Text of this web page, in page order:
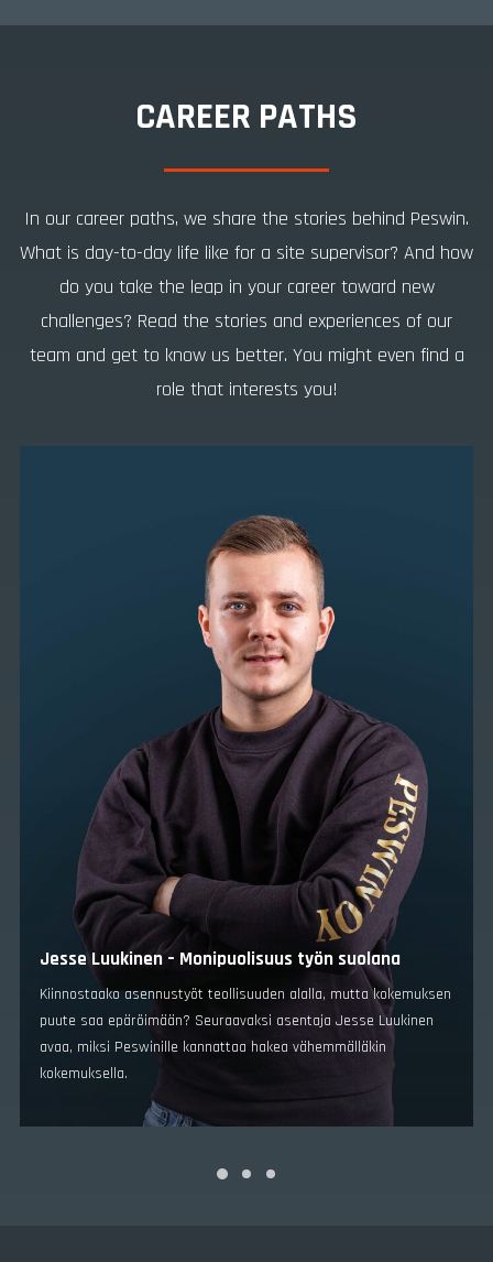
CAREER PATHS
In our career paths, we share the stories behind Peswin.
What is day-to-day life like for a site supervisor? And how
do you take the leap in your career toward new
challenges? Read the stories and experiences of our
team and get to know us better. You might even find a
role that interests you!
Jyrki Riikonen – Kun työnantaja on reilu, töihin ei
harmita lähteä
Alihankintana oman yrityksensä kautta Peswinille töitä tekevä
Jyrki Riikonen on tuntenut toimitusjohtajan jo vuosia. Millaiset
ovat kokeneen asentajan mietteet Peswinillä työskentelystä?
Lukaise, niin tiedät itsekin.